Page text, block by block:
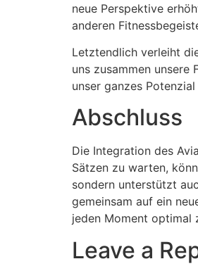
neue Perspektive
anderen
Letztendlich verleiht
uns zusammen unsere
unser ganzes
Abschluss
Die Integration des
Sätzen zu warten,
sondern unterstützt
gemeinsam auf ein
jeden Moment optimal
Leave a